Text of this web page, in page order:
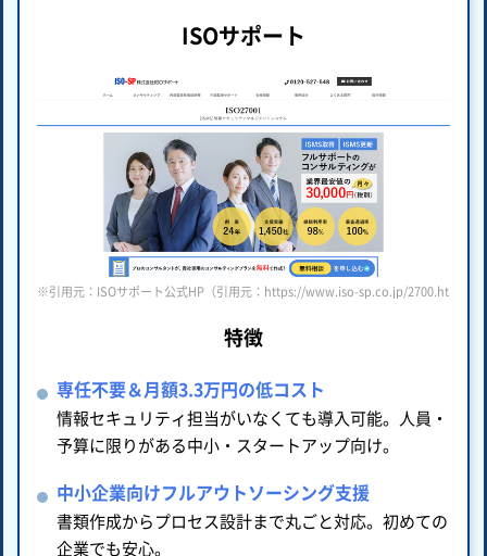
ISOサポート
※引用元：ISOサポート公式HP（引用元：https://www.iso-sp.co.jp/2700.html ）
特徴
専任不要＆月額3.3万円の低コスト
情報セキュリティ担当がいなくても導入可能。人員・
予算に限りがある中小・スタートアップ向け。
中小企業向けフルアウトソーシング支援
書類作成からプロセス設計まで丸ごと対応。初めての
企業でも安心。